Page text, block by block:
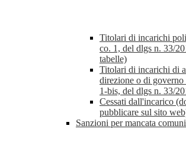
Titolari di incarichi
co. 1, del dlgs n. 33/
tabelle)
Titolari di incarichi di
direzione o di
1-bis, del dlgs n. 33/
Cessati dall'incarico
pubblicare sul sito
Sanzioni per mancata